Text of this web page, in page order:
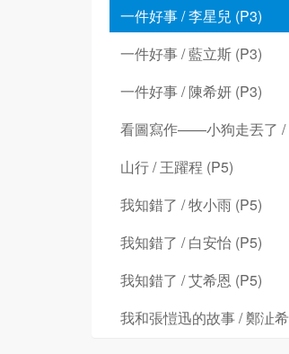
一件好事 / 李星兒 (P3)
一件好事 / 藍立斯 (P3)
一件好事 / 陳希妍 (P3)
看圖寫作——小狗走丟了 /
山行 / 王躍程 (P5)
我知錯了 / 牧小雨 (P5)
我知錯了 / 白安怡 (P5)
我知錯了 / 艾希恩 (P5)
我和張愷迅的故事 / 鄭沚